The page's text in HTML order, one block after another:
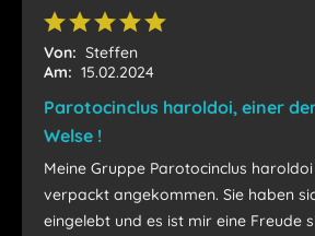
Von: Steffen
Am: 15.02.2024
Parotocinclus haroldoi, einer
Welse !
Meine Gruppe Parotocinclus
verpackt angekommen. Sie haben
eingelebt und es ist mir eine Freude